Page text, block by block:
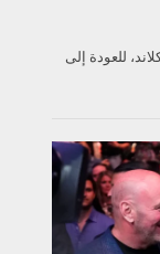
للعودة إلى